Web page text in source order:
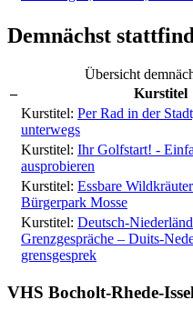
Demnächst
Übersicht
–
Kurstitel
Kurstitel: Per Rad in der
unterwegs
Kurstitel: Ihr Golfstart! -
ausprobieren
Kurstitel: Essbare
Bürgerpark Mosse
Kurstitel: Deutsch-
Grenzgespräche – Duits-
grensgesprek
VHS Bocholt-Rhede-